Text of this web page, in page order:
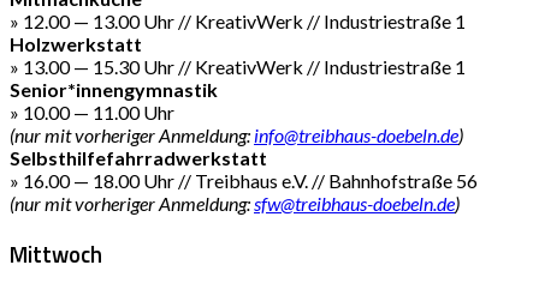
» 12.00 — 13.00 Uhr // KreativWerk // Industriestraße 1
Holzwerkstatt
» 13.00 — 15.30 Uhr // KreativWerk // Industriestraße 1
Senior*innengymnastik
» 10.00 — 11.00 Uhr
(nur mit vorheriger Anmeldung: info@treibhaus-doebeln.de)
Selbsthilfefahrradwerkstatt
» 16.00 — 18.00 Uhr // Treibhaus e.V. // Bahnhofstraße 56
(nur mit vorheriger Anmeldung:sfw@treibhaus-doebeln.de)
Mittwoch